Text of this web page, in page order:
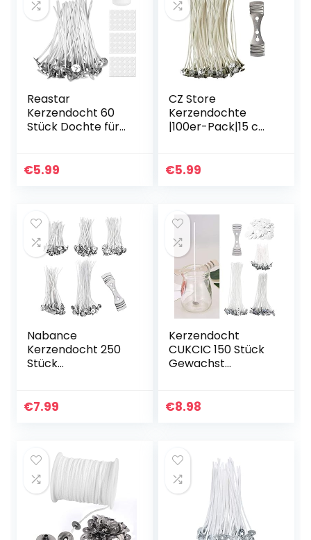
Reastar
Kerzendocht 60
Stück Dochte für
Kerzen mit 60
€5.99
CZ Store
Kerzendochte
|100er-Pack|15 cm
vorgewachst mit
€5.99
Nabance
Kerzendocht 250
Stück
Kerzen Candle
€7.99
Kerzendocht
CUKCIC 150 Stück
Gewachst
Dochthalter
€8.98